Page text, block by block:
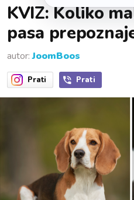
KVIZ: Koliko
pasa
autor:JoomBoos
Prati Prati